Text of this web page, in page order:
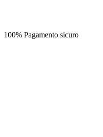
100% Pagamento sicuro